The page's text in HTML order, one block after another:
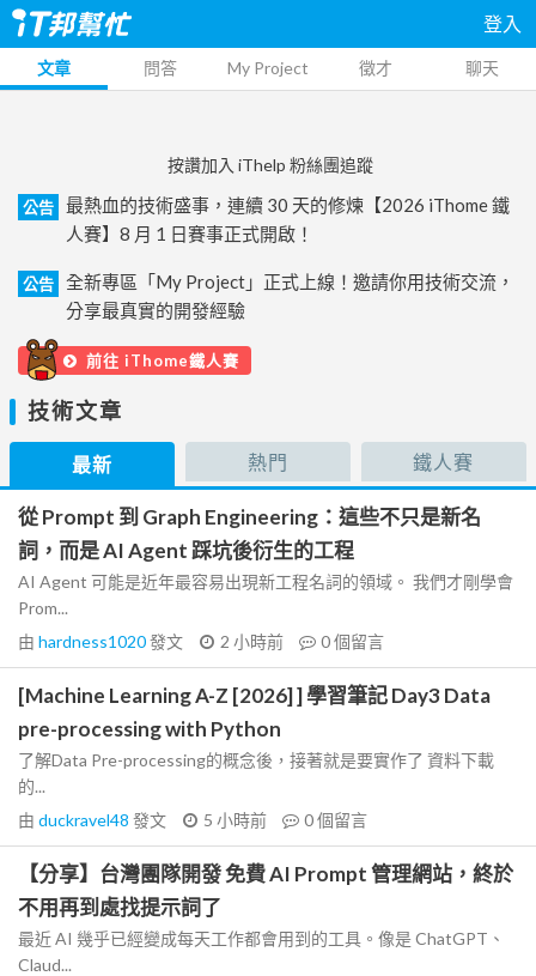
登入
文章 問答 My Project 徵才 聊天
按讚加入 iThelp 粉絲團追蹤
公告
最熱血的技術盛事，連續 30 天的修煉【2026 iThome 鐵
人賽】8 月 1 日賽事正式開啟！
公告
全新專區「My Project」正式上線！邀請你用技術交流，
分享最真實的開發經驗
前往 iThome鐵人賽
技術文章
最新 熱門 鐵人賽
從 Prompt 到 Graph Engineering：這些不只是新名
詞，而是 AI Agent 踩坑後衍生的工程
AI Agent 可能是近年最容易出現新工程名詞的領域。 我們才剛學會
Prom...
由 hardness1020發文 2 小時前 0個留言
[Machine Learning A-Z [2026] ] 學習筆記 Day3 Data
pre-processing with Python
了解Data Pre-processing的概念後，接著就是要實作了 資料下載
的...
由 duckravel48 發文 5 小時前 0個留言
【分享】台灣團隊開發 免費 AI Prompt 管理網站，終於
不用再到處找提示詞了
最近 AI 幾乎已經變成每天工作都會用到的工具。像是 ChatGPT、
Claud...